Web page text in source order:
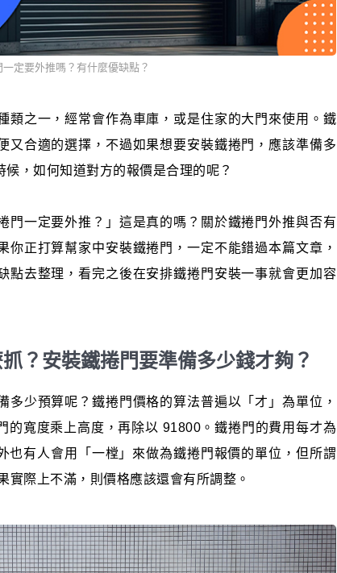
定要外推嗎？有什麼優缺點？
類之一，經常會作為車庫，或是住家的大門來使用。鐵
又合適的選擇，不過如果想要安裝鐵捲門，應該準備多
，如何知道對方的報價是合理的呢？
門一定要外推？」這是真的嗎？關於鐵捲門外推與否有
你正打算幫家中安裝鐵捲門，一定不能錯過本篇文章，
點去整理，看完之後在安排鐵捲門安裝一事就會更加容
？安裝鐵捲門要準備多少錢才夠？
多少預算呢？鐵捲門價格的算法普遍以「才」為單位，
的寬度乘上高度，再除以 91800。鐵捲門的費用每才為
也有人會用「一樘」來做為鐵捲門報價的單位，但所謂
實際上不滿，則價格應該還會有所調整。